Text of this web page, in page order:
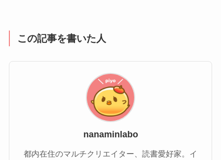
この記事を書いた人
nanaminlabo
都内在住のマルチクリエイター、読書愛好家。イ